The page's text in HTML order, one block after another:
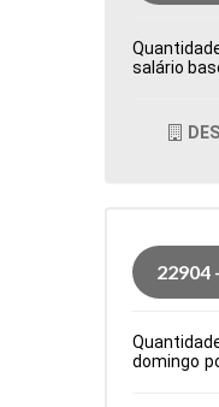
salário
22904
domingo